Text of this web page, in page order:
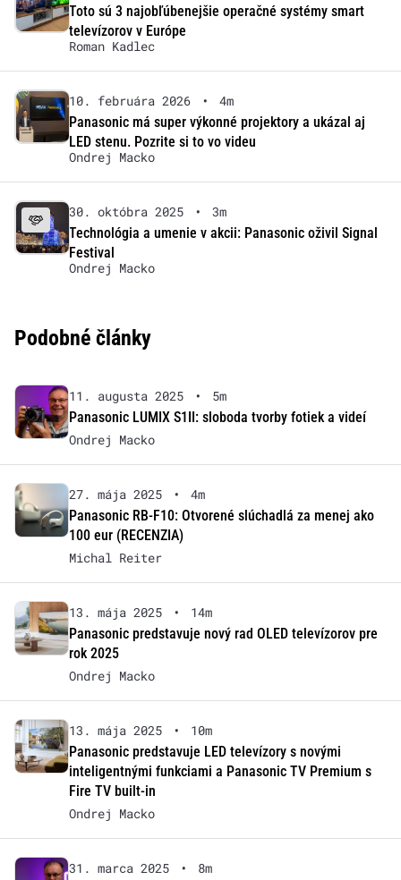
Toto sú 3 najobľúbenejšie operačné systémy smart
televízorov v Európe
Roman Kadlec
10. februára 2026 •
4m
Panasonic má super výkonné projektory a ukázal aj
LED stenu. Pozrite si to vo videu
Ondrej Macko
30. októbra 2025 •
3m
Technológia a umenie v akcii: Panasonic oživil Signal
Festival
Ondrej Macko
Podobné články
11. augusta 2025 •
5m
Panasonic LUMIX S1II: sloboda tvorby fotiek a videí
Ondrej Macko
27. mája 2025 •
4m
Panasonic RB-F10: Otvorené slúchadlá za menej ako
100 eur (RECENZIA)
Michal Reiter
13. mája 2025 •
14m
Panasonic predstavuje nový rad OLED televízorov pre
rok 2025
Ondrej Macko
13. mája 2025 •
10m
Panasonic predstavuje LED televízory s novými
inteligentnými funkciami a Panasonic TV Premium s
Fire TV built-in
Ondrej Macko
31. marca 2025 •
8m